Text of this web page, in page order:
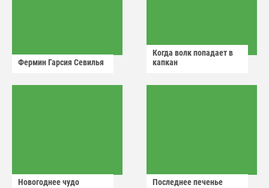
Фермин Гарсия Севилья
Когда волк попадает в
капкан
Новогоднее чудо Последнее печенье